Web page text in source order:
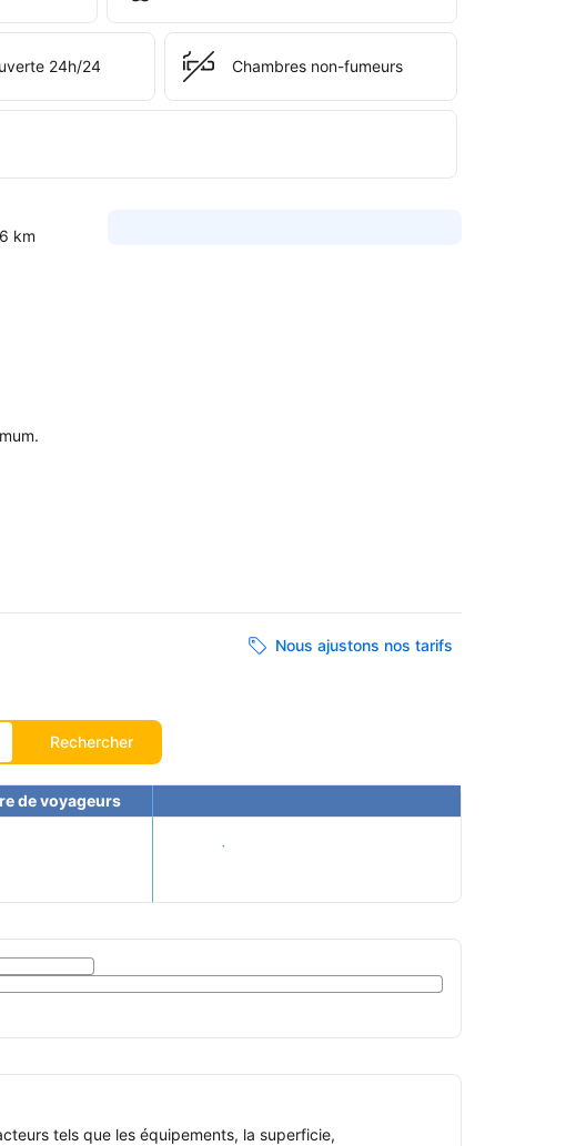
24h/24 Chambres non-fumeurs
km
Nous ajustons nos tarifs
Rechercher
de voyageurs
Voir les tarifs
tels que les équipements, la superficie,